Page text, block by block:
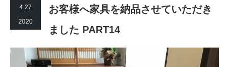
4.27
2020
お客様へ家具を納品させていただき
ました PART14